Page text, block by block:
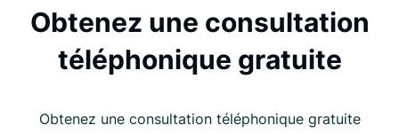
Obtenez une consultation
téléphonique gratuite
Obtenez une consultation téléphonique gratuite